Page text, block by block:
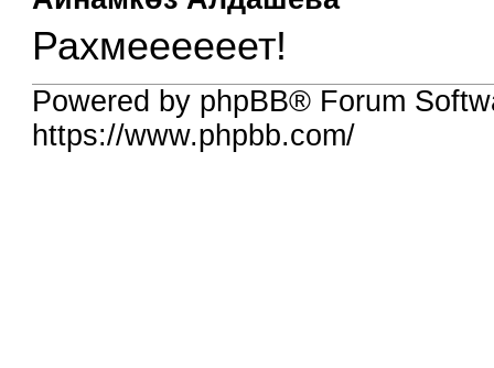
Рахмеееееет!
Powered by phpBB® Forum
https://www.phpbb.com/